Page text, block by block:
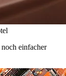
einfacher